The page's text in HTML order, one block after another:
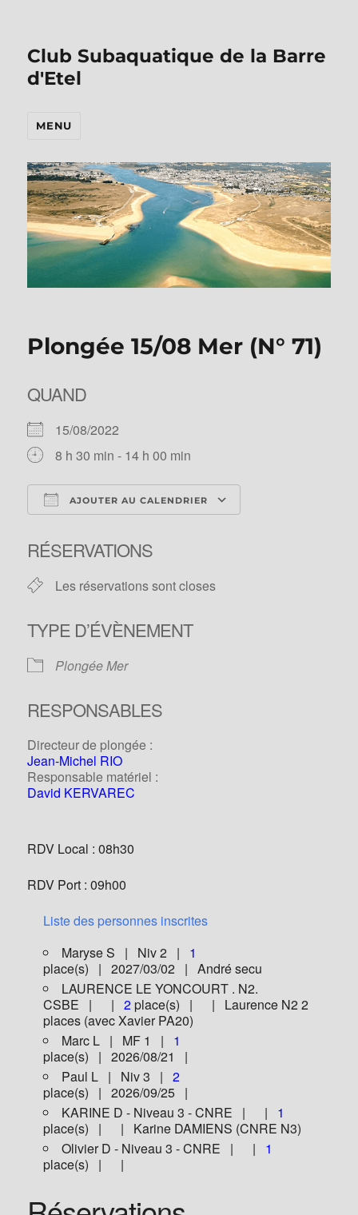
Club Subaquatique de la Barre
d'Etel
MENU
Plongée 15/08 Mer (N°71)
QUAND
15/08/2022
8 h 30 min - 14 h 00 min
AJOUTER AU CALENDRIER
RÉSERVATIONS
Les réservations sont closes
TYPE D’ÉVÈNEMENT
Plongée Mer
RESPONSABLES
Directeur de plongée :
Jean-Michel RIO
Responsable matériel :
David KERVAREC
RDV Local : 08h30
RDV Port : 09h00
Liste des personnes inscrites
Maryse S | Niv 2 | 1
place(s) | 2027/03/02 | André secu
LAURENCE LE YONCOURT . N2.
CSBE | |2place(s) | | Laurence N2 2
places (avec Xavier PA20)
Marc L | MF 1 | 1
place(s) | 2026/08/21 |
Paul L | Niv 3 |2
place(s) | 2026/09/25 |
KARINE D - Niveau 3 - CNRE | | 1
place(s) | | Karine DAMIENS (CNRE N3)
Olivier D - Niveau 3 - CNRE | | 1
place(s) | |